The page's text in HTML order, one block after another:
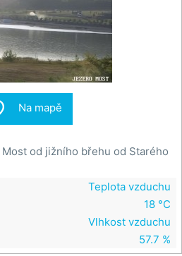
Na mapě
od jižního břehu od Starého
Teplota vzduchu
18 °C
Vlhkost vzduchu
57.7 %